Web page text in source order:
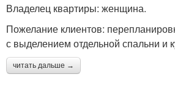
Владелец квартиры: женщина.
Пожелание клиентов:
с выделением отдельной спальни и
читать дальше →